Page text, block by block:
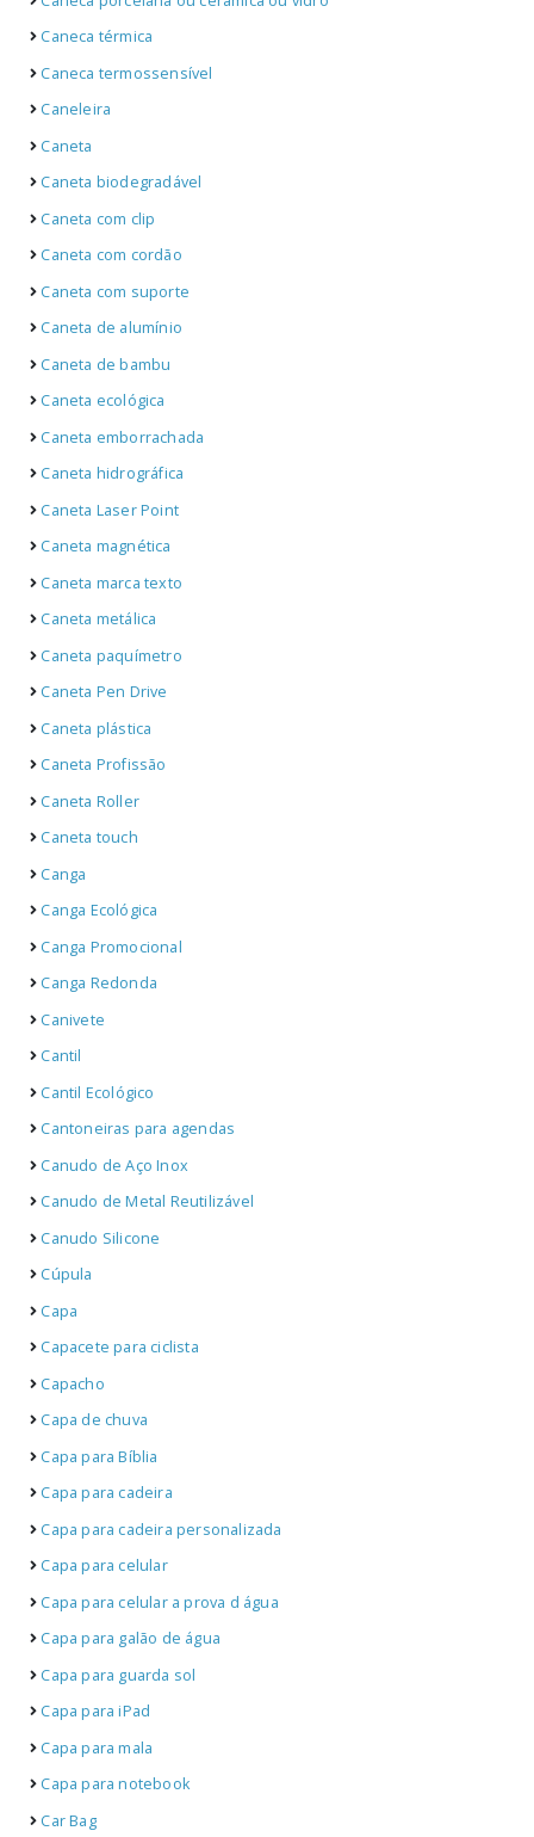
Caneca térmica
Caneca termossensível
Caneleira
Caneta
Caneta biodegradável
Caneta com clip
Caneta com cordão
Caneta com suporte
Caneta de alumínio
Caneta de bambu
Caneta ecológica
Caneta emborrachada
Caneta hidrográfica
Caneta Laser Point
Caneta magnética
Caneta marca texto
Caneta metálica
Caneta paquímetro
Caneta Pen Drive
Caneta plástica
Caneta Profissão
Caneta Roller
Caneta touch
Canga
Canga Ecológica
Canga Promocional
Canga Redonda
Canivete
Cantil
Cantil Ecológico
Cantoneiras para agendas
Canudo de Aço Inox
Canudo de Metal Reutilizável
Canudo Silicone
Cúpula
Capa
Capacete para ciclista
Capacho
Capa de chuva
Capa para Bíblia
Capa para cadeira
Capa para cadeira personalizada
Capa para celular
Capa para celular a prova d água
Capa para galão de água
Capa para guarda sol
Capa para iPad
Capa para mala
Capa para notebook
Car Bag